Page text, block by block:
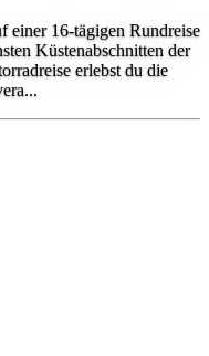
einer 16-tägigen Rundreise
Küstenabschnitten der
erlebst du die